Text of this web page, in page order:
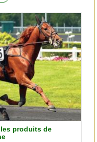
produits de